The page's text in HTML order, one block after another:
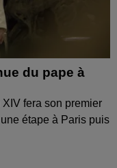
du pape à
fera son premier
étape à Paris puis